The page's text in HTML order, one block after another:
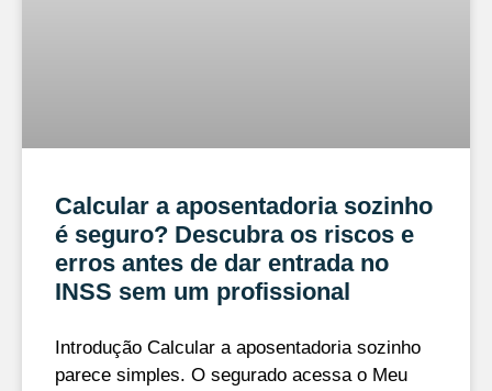
Calcular a aposentadoria sozinho
é seguro? Descubra os riscos e
erros antes de dar entrada no
INSS sem um profissional
Introdução Calcular a aposentadoria sozinho
parece simples. O segurado acessa o Meu